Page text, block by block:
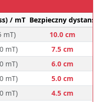
/ mT Bezpieczny dystans
mT)
10.0 cm
mT)
7.5 cm
mT)
6.0 cm
mT)
5.0 cm
mT)
4.5 cm